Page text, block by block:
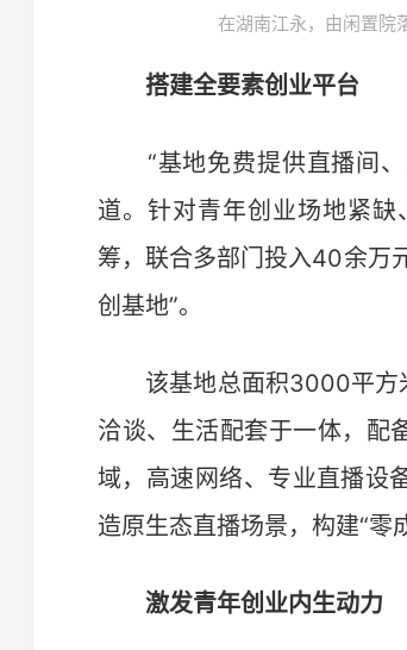
在湖南江永，由闲置院
搭建全要素创业平台
“基地免费提供直播间、
道。针对青年创业场地紧
筹，联合多部门投入40余万
创基地”。
该基地总面积3000平方米
洽谈、生活配套于一体，配
域，高速网络、专业直播设
造原生态直播场景，构建“零
激发青年创业内生动力